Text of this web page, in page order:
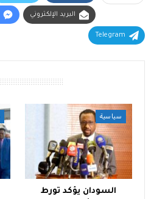
البريد الإلكتروني
Telegram
سياسية
السودان يؤكد تورط